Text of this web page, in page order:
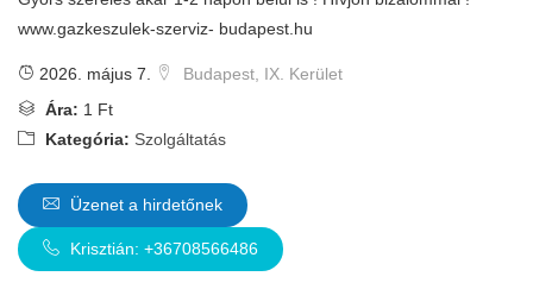
www.gazkeszulek-szerviz- budapest.hu
2026. május 7.
Budapest, IX. Kerület
Ára: 1 Ft
Kategória: Szolgáltatás
Üzenet a hirdetőnek
Krisztián: +36708566486